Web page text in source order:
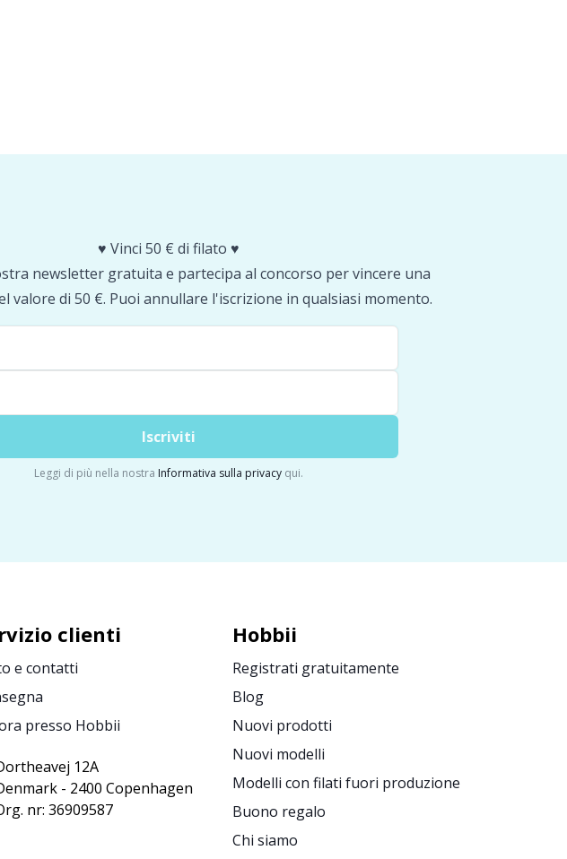
♥️ Vinci 50 € di filato ♥️
newsletter gratuita e partecipa al concorso per vincere una
valore di 50 €. Puoi annullare l'iscrizione in qualsiasi momento.
Iscriviti
Leggi di più nella nostra Informativa sulla privacyqui.
clienti
e contatti
presso Hobbii
12A
- 2400 Copenhagen
nr: 36909587
Hobbii
Registrati gratuitamente
Blog
Nuovi prodotti
Nuovi modelli
Modelli con filati fuori produzione
Buono regalo
Chi siamo